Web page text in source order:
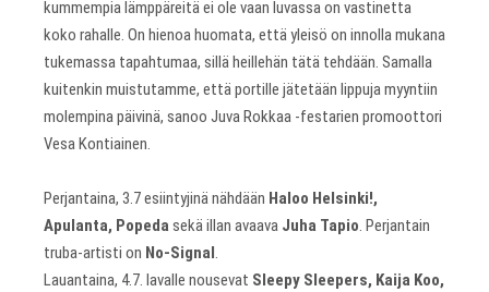
kummempia lämppäreitä ei ole vaan luvassa on vastinetta
koko rahalle. On hienoa huomata, että yleisö on innolla mukana
tukemassa tapahtumaa, sillä heillehän tätä tehdään. Samalla
kuitenkin muistutamme, että portille jätetään lippuja myyntiin
molempina päivinä, sanoo Juva Rokkaa -festarien promoottori
Vesa Kontiainen.
Perjantaina, 3.7 esiintyjinä nähdään Haloo Helsinki!,
Apulanta, Popedasekä illan avaava Juha Tapio. Perjantain
truba-artisti on No-Signal.
Lauantaina, 4.7. lavalle nousevat Sleepy Sleepers, Kaija Koo,